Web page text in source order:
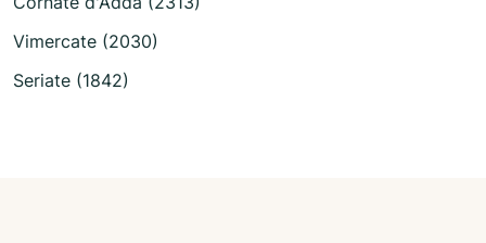
Vimercate (2030)
Seriate (1842)